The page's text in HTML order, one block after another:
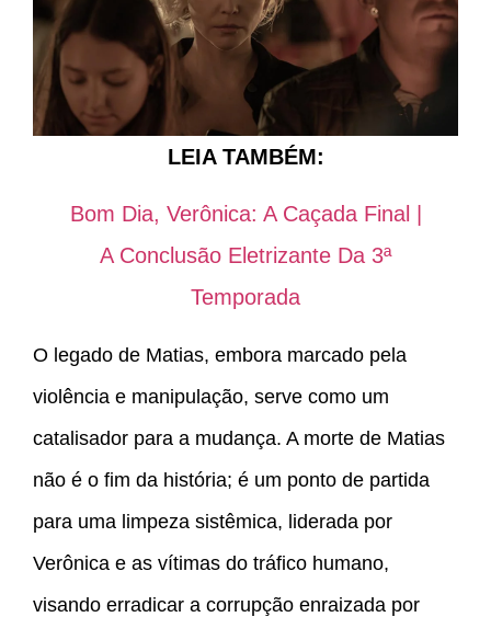
LEIA TAMBÉM:
Bom Dia, Verônica: A Caçada Final |
A Conclusão Eletrizante Da 3ª
Temporada
O legado de Matias, embora marcado pela
violência e manipulação, serve como um
catalisador para a mudança. A morte de Matias
não é o fim da história; é um ponto de partida
para uma limpeza sistêmica, liderada por
Verônica e as vítimas do tráfico humano,
visando erradicar a corrupção enraizada por